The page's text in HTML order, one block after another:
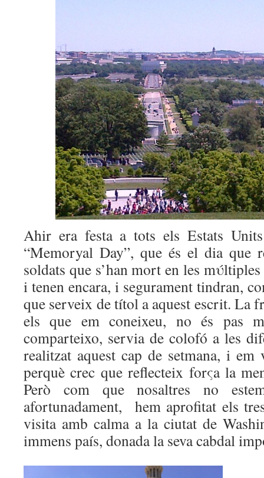
Ahir era festa a tots els Estats
“Memoryal Day”, que és el dia que
soldats que s’han mort en les
i tenen encara, i segurament tindran,
que serveix de títol a aquest escrit. La
els que em coneixeu, no és pas
comparteixo, servia de colofó a les
realitzat aquest cap de setmana, i em
perquè crec que reflecteix forςa la
Però com que nosaltres no
afortunadament, hem aprofitat els
visita amb calma a la ciutat de
immens país, donada la seva cabdal